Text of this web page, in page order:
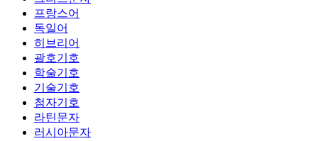
프랑스어
독일어
히브리어
괄호기호
학술기호
기술기호
첨자기호
라틴문자
러시아문자